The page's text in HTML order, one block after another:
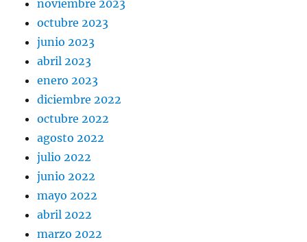
noviembre 2023
octubre 2023
junio 2023
abril 2023
enero 2023
diciembre 2022
octubre 2022
agosto 2022
julio 2022
junio 2022
mayo 2022
abril 2022
marzo 2022